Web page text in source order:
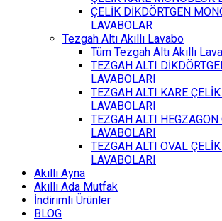
ÇELİK DİKDÖRTGEN
LAVABOLAR
Tezgah Altı Akıllı Lavabo
Tüm Tezgah Altı Akıllı
TEZGAH ALTI
LAVABOLARI
TEZGAH ALTI KARE
LAVABOLARI
TEZGAH ALTI
LAVABOLARI
TEZGAH ALTI OVAL
LAVABOLARI
Akıllı Ayna
Akıllı Ada Mutfak
İndirimli Ürünler
BLOG